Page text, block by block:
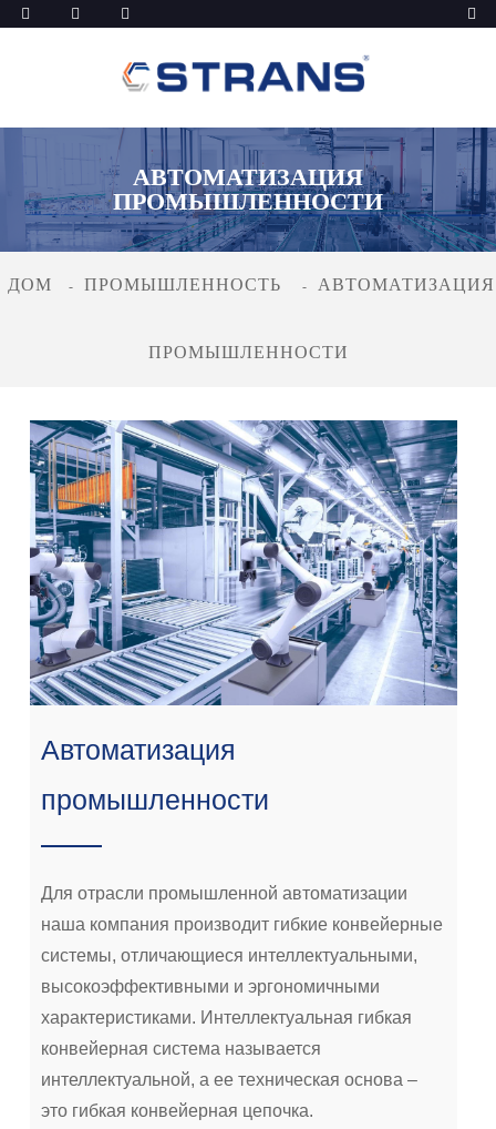
АВТОМАТИЗАЦИЯ
ПРОМЫШЛЕННОСТИ
ДОМ ПРОМЫШЛЕННОСТЬ АВТОМАТИЗАЦИЯ
ПРОМЫШЛЕННОСТИ
Автоматизация
промышленности
Для отрасли промышленной автоматизации
наша компания производит гибкие конвейерные
системы, отличающиеся интеллектуальными,
высокоэффективными и эргономичными
характеристиками. Интеллектуальная гибкая
конвейерная система называется
интеллектуальной, а ее техническая основа –
это гибкая конвейерная цепочка.